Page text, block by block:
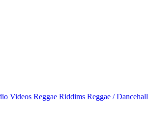
Videos Reggae Riddims Reggae / Dancehall